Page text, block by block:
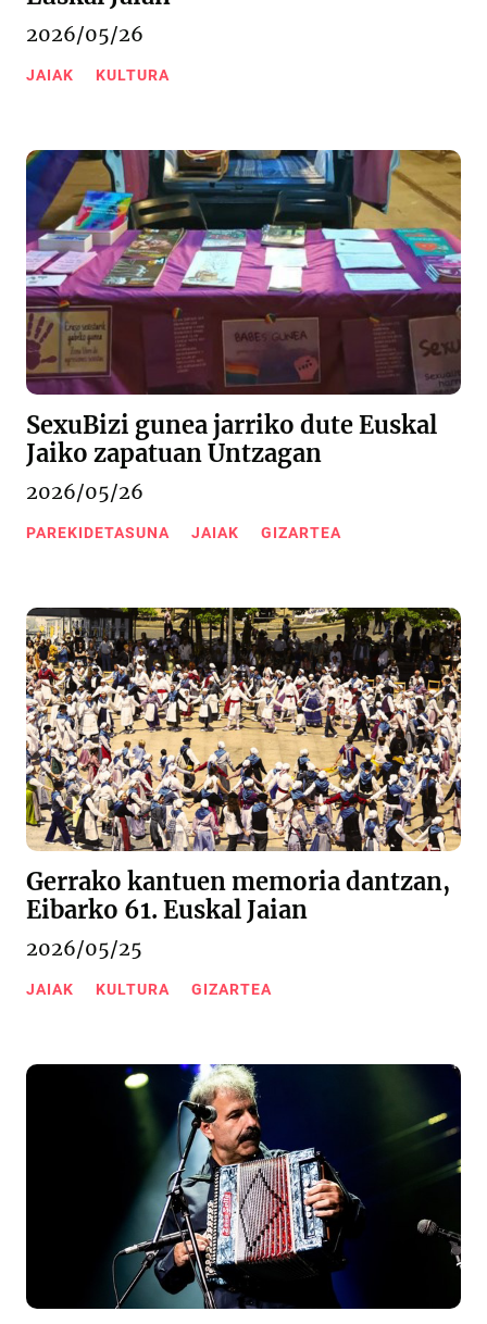
2026/05/26
JAIAK KULTURA
SexuBizi gunea jarriko dute Euskal
Jaiko zapatuan Untzagan
2026/05/26
PAREKIDETASUNA JAIAK GIZARTEA
Gerrako kantuen memoria dantzan,
Eibarko 61. Euskal Jaian
2026/05/25
JAIAK KULTURA GIZARTEA